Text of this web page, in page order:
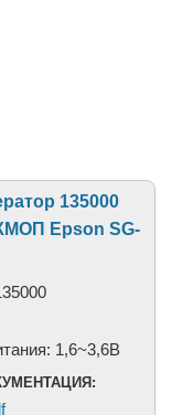
135000
Epson SG-
1,6~3,6В